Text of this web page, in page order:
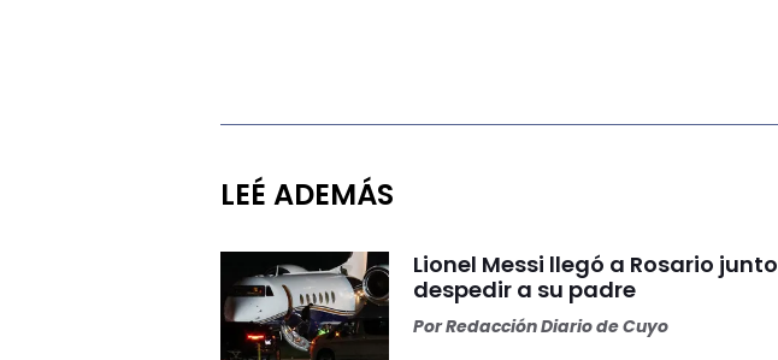
LEÉ ADEMÁS
Lionel Messi llegó a Rosario
despedir a su padre
PorRedacción Diario de Cuyo